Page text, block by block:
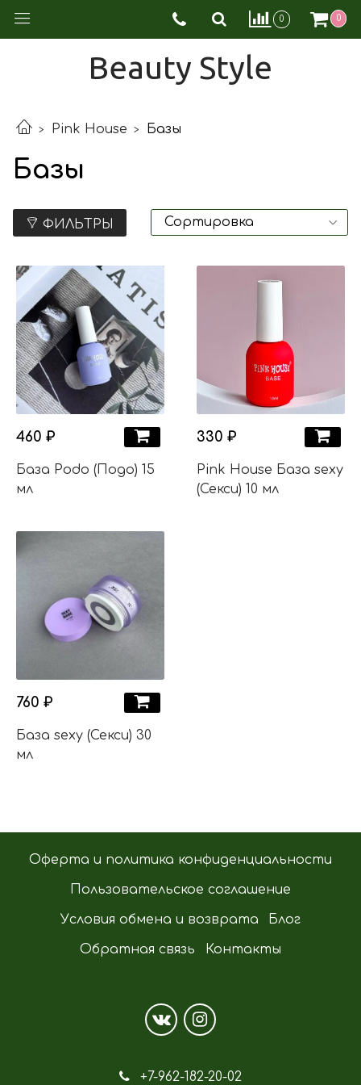
0 0
Beauty Style
Pink House Базы
Базы
ФИЛЬТРЫ
460 ₽
База Podo (Подо) 15
мл
330 ₽
Pink House База sexy
(Секси) 10 мл
760 ₽
База sexy (Секси) 30
мл
Оферта и политика конфиденциальности
Пользовательское соглашение
Условия обмена и возврата Блог
Обратная связь Контакты
+7-962-182-20-02